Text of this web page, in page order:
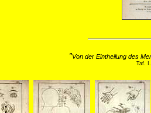
"Von der Eintheilung des
Taf.